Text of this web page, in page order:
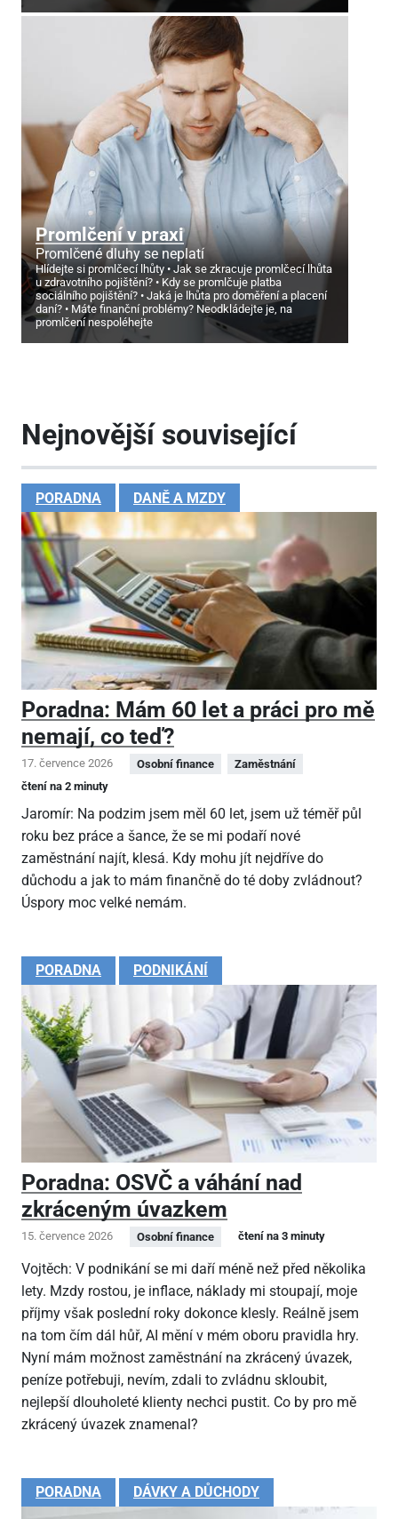
Promlčení v praxi
Promlčené dluhy se neplatí
Hlídejte si promlčecí lhůty
Jak se zkracuje promlčecí lhůta
u zdravotního pojištění?
Kdy se promlčuje platba
sociálního pojištění?
Jaká je lhůta pro doměření a placení
daní?
Máte finanční problémy? Neodkládejte je, na
promlčení nespoléhejte
Nejnovější související
PORADNA DANĚ A MZDY
Poradna: Mám 60 let a práci pro mě
nemají, co teď?
17. července 2026 Osobní finance
Zaměstnání
čtení na 2 minuty
Jaromír: Na podzim jsem měl 60 let, jsem už téměř půl
roku bez práce a šance, že se mi podaří nové
zaměstnání najít, klesá. Kdy mohu jít nejdříve do
důchodu a jak to mám finančně do té doby zvládnout?
Úspory moc velké nemám.
PORADNA PODNIKÁNÍ
Poradna: OSVČ a váhání nad
zkráceným úvazkem
15. července 2026 Osobní finance čtení na 3 minuty
Vojtěch: V podnikání se mi daří méně než před několika
lety. Mzdy rostou, je inflace, náklady mi stoupají, moje
příjmy však poslední roky dokonce klesly. Reálně jsem
na tom čím dál hůř, AI mění v mém oboru pravidla hry.
Nyní mám možnost zaměstnání na zkrácený úvazek,
peníze potřebuji, nevím, zdali to zvládnu skloubit,
nejlepší dlouholeté klienty nechci pustit. Co by pro mě
zkrácený úvazek znamenal?
PORADNA DÁVKY A DŮCHODY